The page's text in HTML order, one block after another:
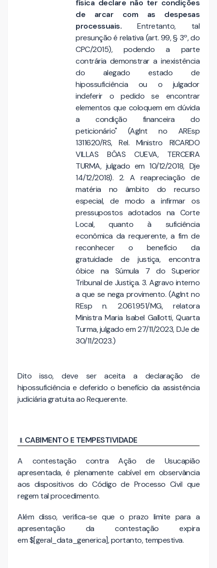
física declare não ter condições
de arcar com as despesas
processuais. Entretanto, tal
presunção é relativa (art. 99, § 3º, do
CPC/2015), podendo a parte
contrária demonstrar a inexistência
do alegado estado de
hipossuficiência ou o julgador
indeferir o pedido se encontrar
elementos que coloquem em dúvida
a condição financeira do
peticionário" (AgInt no AREsp
1311620/RS, Rel. Ministro RICARDO
VILLAS BÔAS CUEVA, TERCEIRA
TURMA, julgado em 10/12/2018, Dje
14/12/2018). 2. A reapreciação de
matéria no âmbito do recurso
especial, de modo a infirmar os
pressupostos adotados na Corte
Local, quanto à suficiência
econômica da requerente, a fim de
reconhecer o benefício da
gratuidade de justiça, encontra
óbice na Súmula 7 do Superior
Tribunal de Justiça. 3. Agravo interno
a que se nega provimento. (AgInt no
REsp n. 2.061.951/MG, relatora
Ministra Maria Isabel Gallotti, Quarta
Turma, julgado em 27/11/2023, DJe de
30/11/2023.)
Dito isso, deve ser aceita a declaração de
hipossuficiência e deferido o benefício da assistência
judiciária gratuita ao Requerente.
CABIMENTO E TEMPESTIVIDADE
A contestação contra Ação de Usucapião
apresentada, é plenamente cabível em observância
aos dispositivos do Código de Processo Civil que
regem tal procedimento.
Além disso, verifica-se que o prazo limite para a
apresentação da contestação expira
em $[geral_data_generica], portanto, tempestiva.